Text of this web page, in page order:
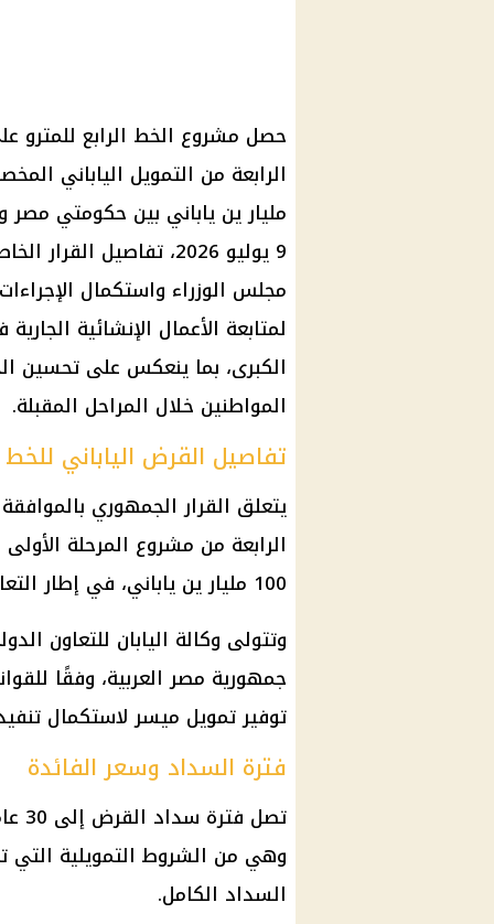
حصل مشروع الخط الرابع للمترو
مليار ين ياباني بين حكومتي مصر
9 يوليو 2026، تفاصيل
مجلس الوزراء واستكمال
لمتابعة الأعمال الإنشائية
الكبرى، بما ينعكس على تحسين
المواطنين خلال المراحل المقبلة.
تفاصيل القرض الياباني للخط
يتعلق القرار الجمهوري
الرابعة من مشروع المرحلة
100 مليار ين ياباني، في إطار التعاون القائم بين الحكومة المصرية وحكومة اليابان.
وتتولى وكالة اليابان للتعاون
جمهورية مصر العربية، وفقًا
توفير تمويل ميسر لاستكمال
فترة السداد وسعر الفائدة
وهي من الشروط التمويلية التي
السداد الكامل.